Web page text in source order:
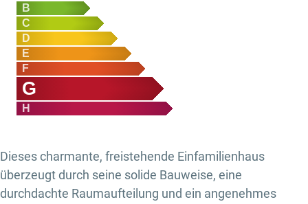
B
C
D
E
F
G
H
Dieses charmante, freistehende Einfamilienhaus
überzeugt durch seine solide Bauweise, eine
durchdachte Raumaufteilung und ein angenehmes